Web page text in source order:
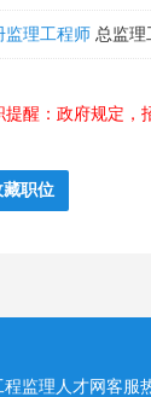
监理工程师 总监理
提醒：政府规定，
程监理人才网客服